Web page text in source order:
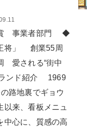
事業者部門 ◆
将」 創業55周
愛される“街中
ンド紹介 1969
路地裏でギョウ
来、看板メニュ
中心に、質感の高